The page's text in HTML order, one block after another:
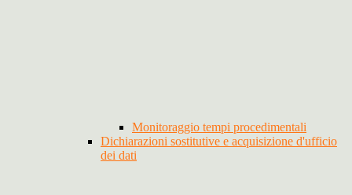
Monitoraggio tempi procedimentali
Dichiarazioni sostitutive e acquisizione d'ufficio
dei dati